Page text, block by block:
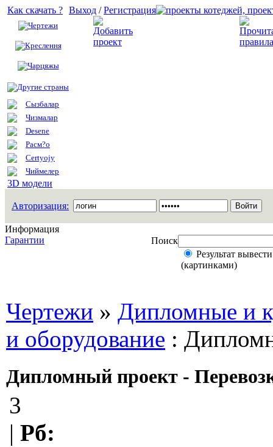
Как скачать ?
Чертежи
Креслення
Чарцяжы
Другие страны
Сызбалар
Чизмалар
Desene
Расм?о
Certyojy
Чиймелер
3D модели
Выход /Регистрация
Авторизация:
Информация
Гарантии
Поиск
Результат
(картинками)
Чертежи » Дипломные и
и оборудование :
Дипломный проект -
3
| Рб: